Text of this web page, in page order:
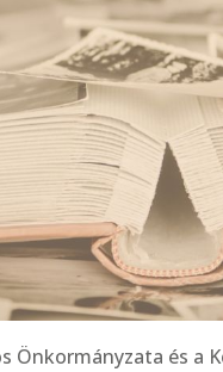
Önkormányzata és